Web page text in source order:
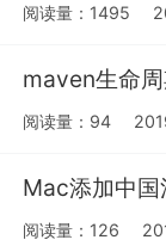
阅读量：1495
maven生命
阅读量：94
Mac添加中
阅读量：126